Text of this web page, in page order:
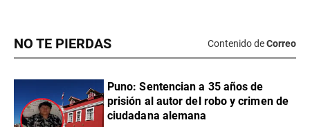
NO TE PIERDAS Contenido deCorreo
Puno: Sentencian a 35 años de
prisión al autor del robo y crimen de
ciudadana alemana